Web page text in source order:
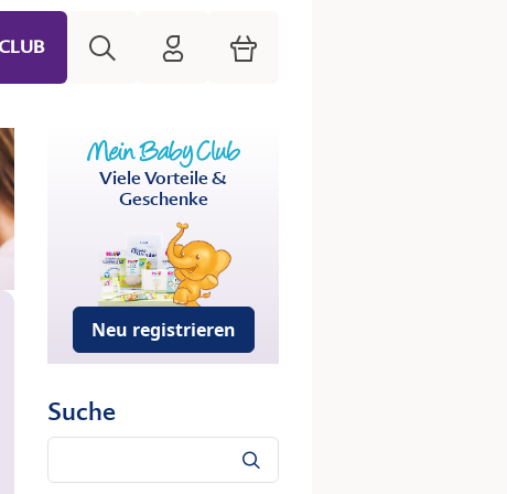
HiPP Mein Babyclub
Warenkorb
Viele Vorteile &
Geschenke
Neu registrieren
Suche